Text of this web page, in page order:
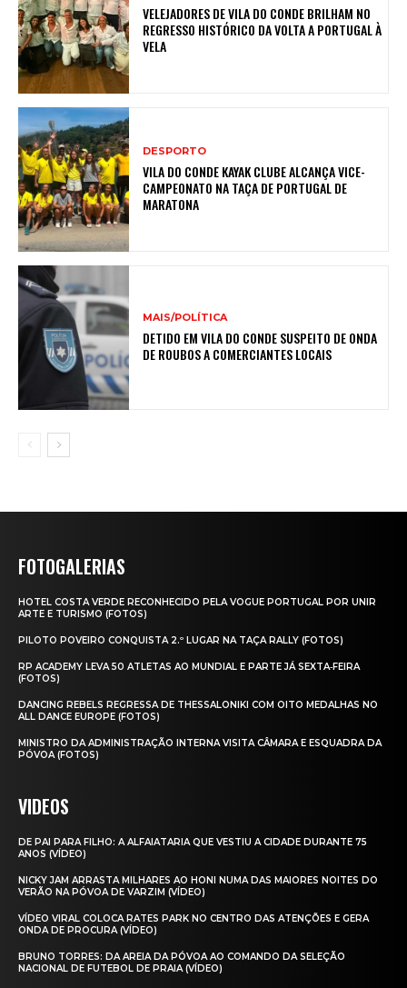
VELEJADORES DE VILA DO CONDE BRILHAM NO
REGRESSO HISTÓRICO DA VOLTA A PORTUGAL À
VELA
DESPORTO
VILA DO CONDE KAYAK CLUBE ALCANÇA VICE-
CAMPEONATO NA TAÇA DE PORTUGAL DE
MARATONA
MAIS/POLÍTICA
DETIDO EM VILA DO CONDE SUSPEITO DE ONDA
DE ROUBOS A COMERCIANTES LOCAIS
FOTOGALERIAS
HOTEL COSTA VERDE RECONHECIDO PELA VOGUE PORTUGAL POR UNIR
ARTE E TURISMO (FOTOS)
PILOTO POVEIRO CONQUISTA 2.º LUGAR NA TAÇA RALLY (FOTOS)
RP ACADEMY LEVA 50 ATLETAS AO MUNDIAL E PARTE JÁ SEXTA‑FEIRA
(FOTOS)
DANCING REBELS REGRESSA DE THESSALONIKI COM OITO MEDALHAS NO
ALL DANCE EUROPE (FOTOS)
MINISTRO DA ADMINISTRAÇÃO INTERNA VISITA CÂMARA E ESQUADRA DA
PÓVOA (FOTOS)
VIDEOS
DE PAI PARA FILHO: A ALFAIATARIA QUE VESTIU A CIDADE DURANTE 75
ANOS (VÍDEO)
NICKY JAM ARRASTA MILHARES AO HONI NUMA DAS MAIORES NOITES DO
VERÃO NA PÓVOA DE VARZIM (VÍDEO)
VÍDEO VIRAL COLOCA RATES PARK NO CENTRO DAS ATENÇÕES E GERA
ONDA DE PROCURA (VÍDEO)
BRUNO TORRES: DA AREIA DA PÓVOA AO COMANDO DA SELEÇÃO
NACIONAL DE FUTEBOL DE PRAIA (VÍDEO)